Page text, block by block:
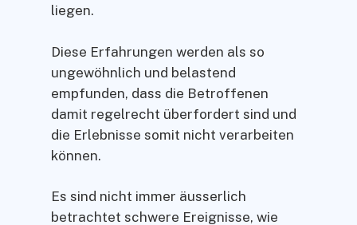
liegen.
Diese Erfahrungen werden als so
ungewöhnlich und belastend
empfunden, dass die Betroffenen
damit regelrecht überfordert sind und
die Erlebnisse somit nicht verarbeiten
können.
Es sind nicht immer äusserlich
betrachtet schwere Ereignisse, wie